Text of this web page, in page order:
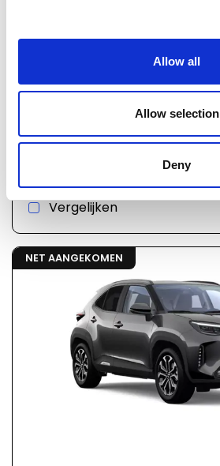
Allow all
Allow selection
Deny
Vergelijken
NET AANGEKOMEN